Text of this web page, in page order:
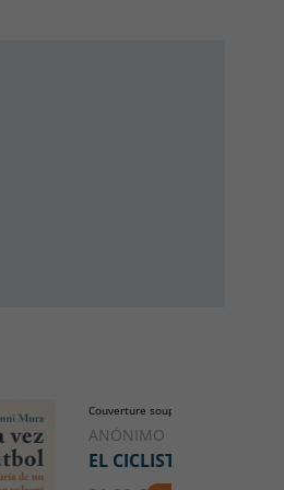
Couverture souple ou poche
ANÓNIMO
EL CICLISTA SECRETO